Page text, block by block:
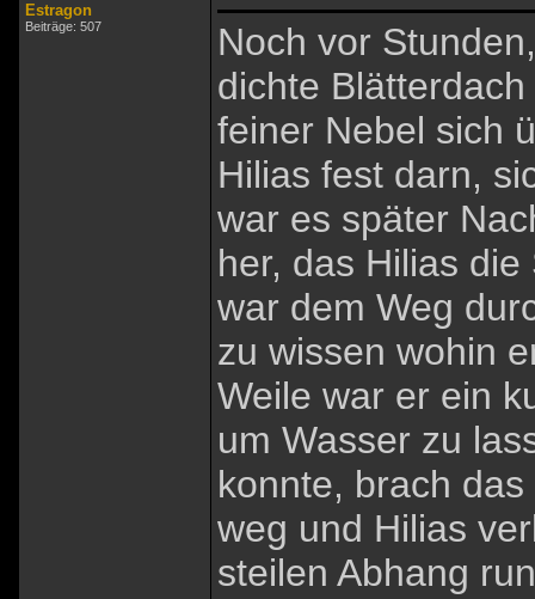
Estragon
Beiträge: 507
Noch vor
dichte
feiner Nebel sich
Hilias fest darn,
war es später
her, das Hilias
war dem Weg
zu wissen wohin
Weile war er ein
um Wasser zu
konnte, brach
weg und Hilias
steilen Abhang